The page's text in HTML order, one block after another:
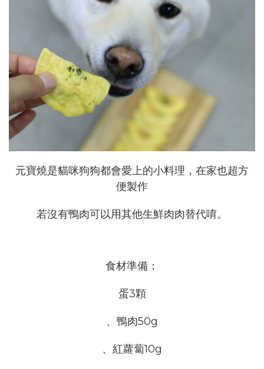
元寶燒是貓咪狗狗都會愛上的小料理，在家也超方
便製作
若沒有鴨肉可以用其他生鮮肉肉替代唷。
食材準備：
蛋3顆
、鴨肉50g
、紅蘿蔔10g